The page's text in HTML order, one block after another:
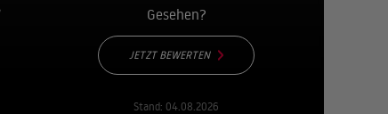
Gesehen?
JETZT BEWERTEN
Stand: 04.08.2026